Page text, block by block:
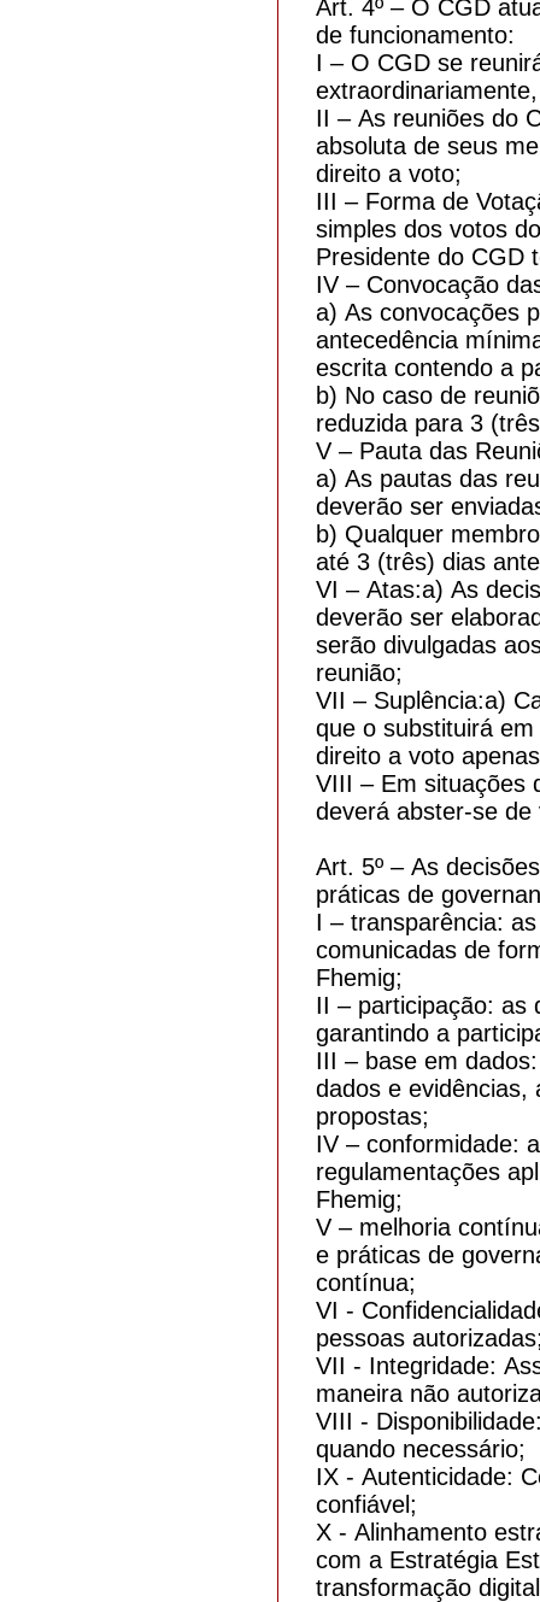
Art. 4º – O CGD
de funcionamento:
I – O CGD se
II – As reuniões do
absoluta de seus
direito a voto;
III – Forma de
simples dos votos
Presidente do CGD
IV – Convocação
a) As convocações
antecedência
escrita contendo a
b) No caso de
reduzida para 3
V – Pauta das
a) As pautas das
deverão ser
b) Qualquer
até 3 (três) dias
VI – Atas:a) As
deverão ser
serão divulgadas
reunião;
VII – Suplência:a)
que o substituirá
direito a voto
VIII – Em situações
deverá abster-se
Art. 5º – As
práticas de
I – transparência:
comunicadas de
Fhemig;
II – participação: as
garantindo a
III – base em
dados e evidências,
propostas;
IV – conformidade:
regulamentações
Fhemig;
V – melhoria
e práticas de
contínua;
VI -
pessoas
VII - Integridade:
maneira não
VIII -
quando necessário;
IX - Autenticidade:
confiável;
X - Alinhamento
com a Estratégia
transformação